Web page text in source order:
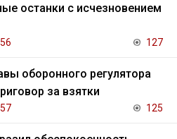
останки с исчезновением
127
оборонного регулятора
за взятки
125